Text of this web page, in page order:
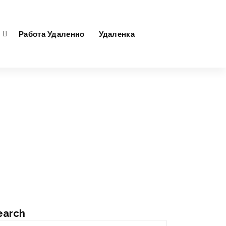
Работа Удаленно Удаленка